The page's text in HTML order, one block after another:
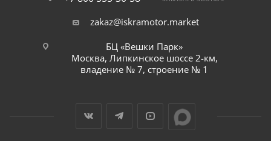
zakaz@iskramotor.market
БЦ «Вешки Парк»
Москва, Липкинское шоссе 2-км,
владение № 7, строение № 1